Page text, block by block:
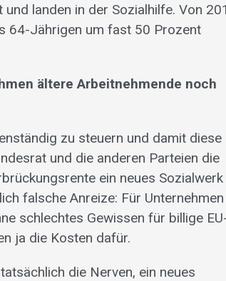
landen in der Sozialhilfe. Von
64-Jährigen um fast 50 Prozent
ältere Arbeitnehmende noch
zu steuern und damit diese
und die anderen Parteien die
ein neues Sozialwerk
falsche Anreize: Für Unternehmen
schlechtes Gewissen für billige
ja die Kosten dafür.
die Nerven, ein neues